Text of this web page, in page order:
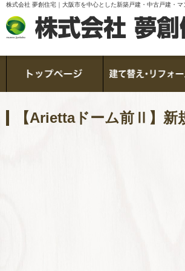
株式会社 夢創住宅｜大阪市を中心とした新築戸建・中古戸建・マ
【Ariettaドーム前Ⅱ】新